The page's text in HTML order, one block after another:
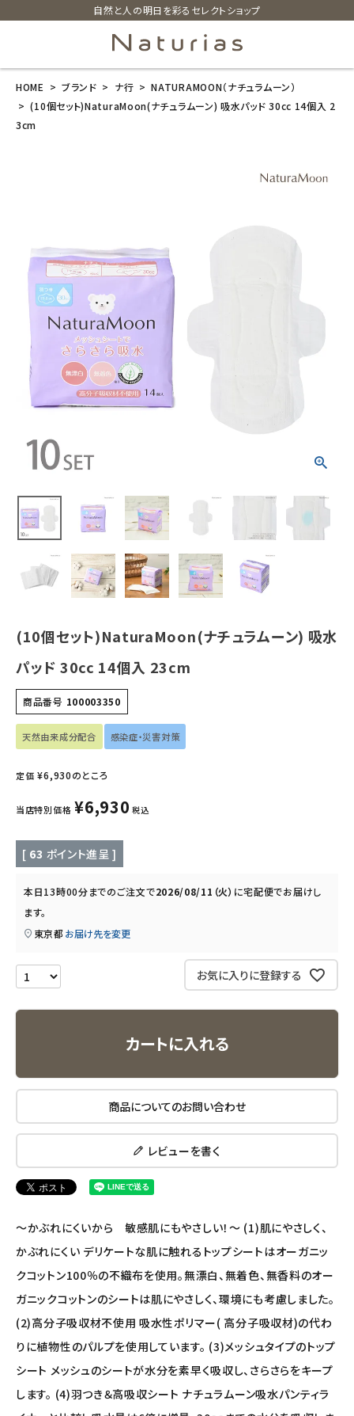
自然と人の明日を彩るセレクトショップ
search
(10個セット)N
aturaMoon
(ナチュラムー
30cc 14個入
23cm
6,930 (税込)
新商品
カテゴリーから探す
美容・コスメ・香水
衛生用品
フェムケア
インナー・下着・ナイトウェア
キッズ・ベビー・マタニティ
キッチン用品
ブランド
定期購入
オリジナルブランド
ナチュラムーン
アルモニベルツ
コラム・スタッフのおすすめ
アカウント情報
ようこそ ゲスト 様
meeting_room ログイン person 会員登録
HOME ブランド ナ行
NATURAMOON（ナチュラムーン）
(10個セット)NaturaMoon(ナチュラムーン) 吸水パッド 30cc 14個入 2
3cm
(10個セット)NaturaMoon(ナチュラムーン) 吸水
パッド 30cc 14個入 23cm
商品番号 100003350
天然由来成分配合 感染症・災害対策
定価 ¥6,930のところ
当店特別価格 ¥6,930 税込
[ 63 ポイント進呈 ]
本日13時00分までのご注文で2026/08/11（火） に宅配便でお届けし
ます。
東京都 お届け先を変更
お気に入りに登録する
カートに入れる
商品についてのお問い合わせ
レビューを書く
～かぶれにくいから 敏感肌にもやさしい！～ (1)肌にやさしく、
かぶれにくい デリケートな肌に触れるトップシートはオーガニッ
クコットン100％の不織布を使用。無漂白、無着色、無香料のオー
ガニックコットンのシートは肌にやさしく、環境にも考慮しました。
(2)高分子吸収材不使用 吸水性ポリマー( 高分子吸収材)の代わ
りに植物性のパルプを使用しています。 (3)メッシュタイプのトップ
シート メッシュのシートが水分を素早く吸収し、さらさらをキープ
します。 (4)羽つき＆高吸収シート ナチュラムーン吸水パンティラ